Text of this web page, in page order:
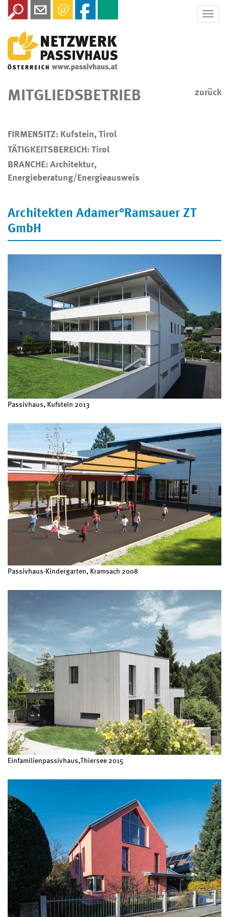
Toggle
MITGLIEDSBETRIEB zurück
FIRMENSITZ: Kufstein, Tirol
TÄTIGKEITSBEREICH: Tirol
BRANCHE: Architektur,
Energieberatung/Energieausweis
Architekten Adamer°Ramsauer ZT
GmbH
Passivhaus, Kufstein 2013
Passivhaus-Kindergarten, Kramsach 2008
Einfamilienpassivhaus,Thiersee 2015